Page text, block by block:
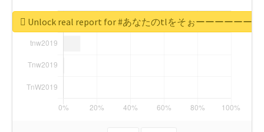
Unlock real report for #あなたのtlをそぉーーーーーー